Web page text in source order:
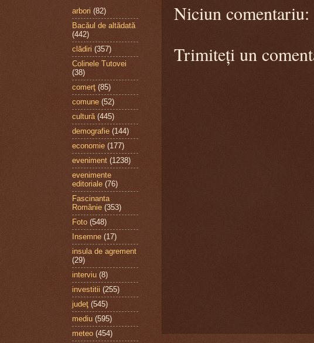
Niciun comentariu:
Trimiteți un
arbori (82)
Bacăul de altădată
(442)
clădiri (357)
Colinele Tutovei
(38)
comerţ (85)
comune (52)
cultură (445)
demografie (144)
economie (177)
eveniment (1238)
evenimente
editoriale (76)
Fascinanta
Românie (353)
Foto (548)
Insemne (17)
insula de agrement
(29)
interviu (8)
investitii (255)
judeţ (545)
mediu (595)
meteo (454)